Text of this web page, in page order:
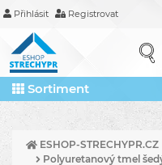
Přihlásit Registrovat
Sortiment
ESHOP-STRECHYPR.CZ
Polyuretanový tmel